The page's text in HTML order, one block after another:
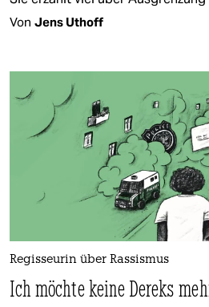
Von Jens Uthoff
Regisseurin über Rassismus
Ich möchte keine Dereks